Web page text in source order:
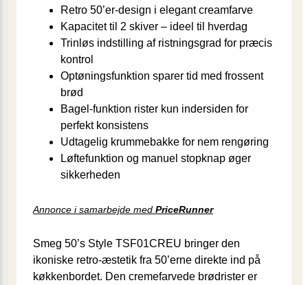
Retro 50’er-design i elegant creamfarve
Kapacitet til 2 skiver – ideel til hverdag
Trinløs indstilling af ristningsgrad for præcis
kontrol
Optøningsfunktion sparer tid med frossent
brød
Bagel-funktion rister kun indersiden for
perfekt konsistens
Udtagelig krummebakke for nem rengøring
Løftefunktion og manuel stopknap øger
sikkerheden
Annonce i samarbejde med PriceRunner
Smeg 50’s Style TSF01CREU bringer den
ikoniske retro-æstetik fra 50’erne direkte ind på
køkkenbordet. Den cremefarvede brødrister er